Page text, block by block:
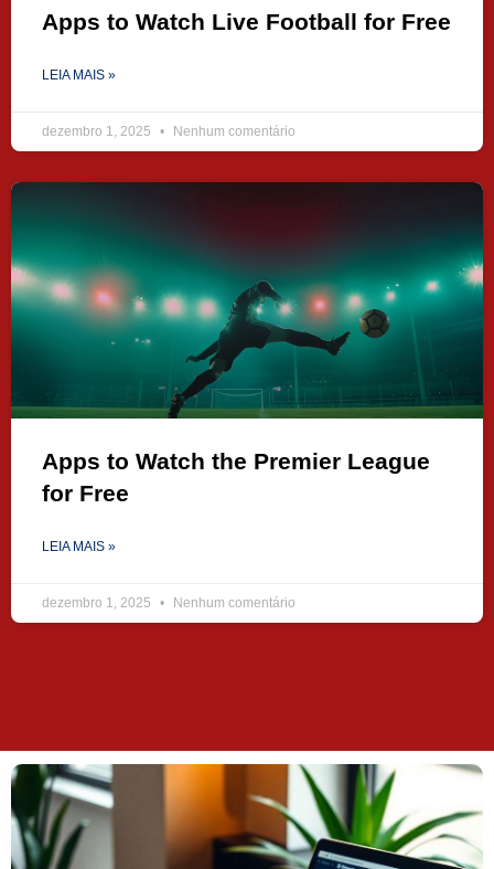
Apps to Watch Live Football for Free
LEIA MAIS »
dezembro 1, 2025 Nenhum comentário
Apps to Watch the Premier League
for Free
LEIA MAIS »
dezembro 1, 2025 Nenhum comentário